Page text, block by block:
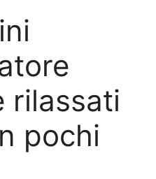
rilassati
pochi